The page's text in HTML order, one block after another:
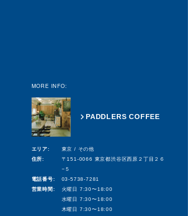
MORE INFO:
PADDLERS COFFEE
エリア:
東京 / その他
住所:
〒151-0066 東京都渋谷区西原２丁目２６
−５
電話番号:
03-5738-7281
営業時間:
火曜日 7:30〜18:00
水曜日 7:30〜18:00
木曜日 7:30〜18:00